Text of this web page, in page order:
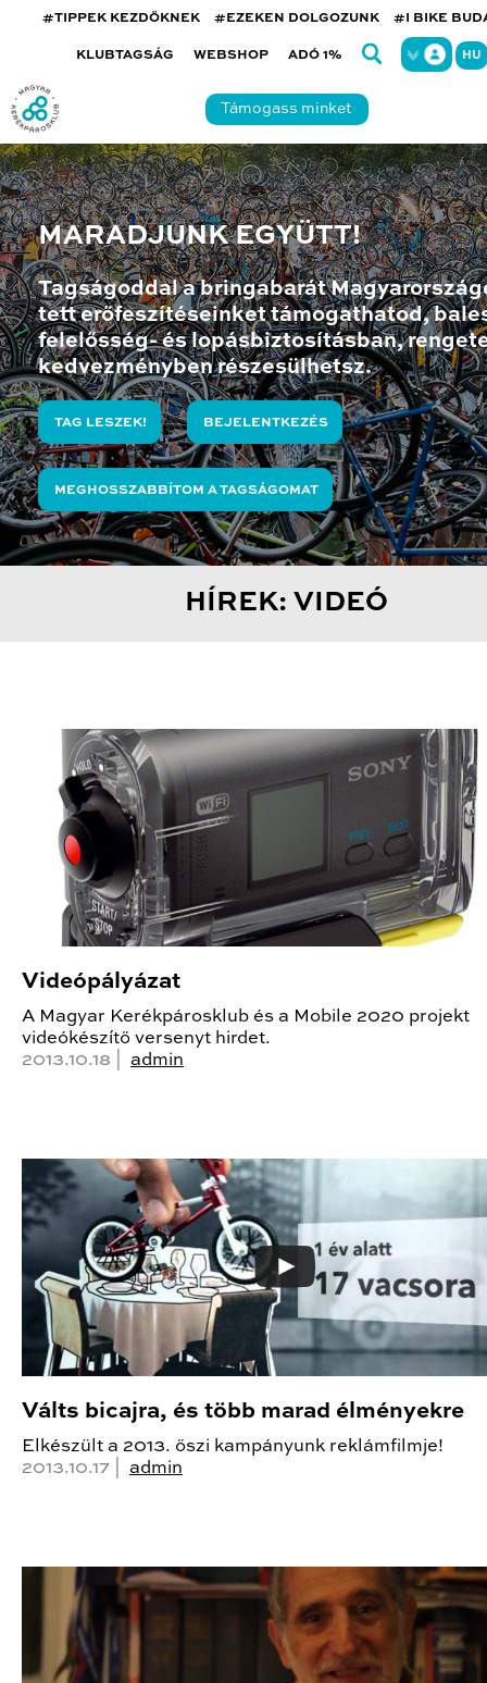
#TIPPEK KEZDŐKNEK #EZEKEN DOLGOZUNK #I BIKE
KLUBTAGSÁG WEBSHOP ADÓ 1% HU
Támogass minket
MARADJUNK EGYÜTT!
Tagságoddal a bringabarát
tett erőfeszítéseinket támogathatod,
felelősség- és lopásbiztosításban,
kedvezményben részesülhetsz.
TAG LESZEK! BEJELENTKEZÉS
MEGHOSSZABBÍTOM A TAGSÁGOMAT
HÍREK: VIDEÓ
Videópályázat
A Magyar Kerékpárosklub és a Mobile 2020 projekt
videókészítő versenyt hirdet.
2013.10.18 | admin
Válts bicajra, és több marad élményekre
Elkészült a 2013. őszi kampányunk reklámfilmje!
2013.10.17 | admin